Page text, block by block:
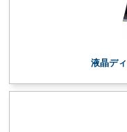
液晶デ